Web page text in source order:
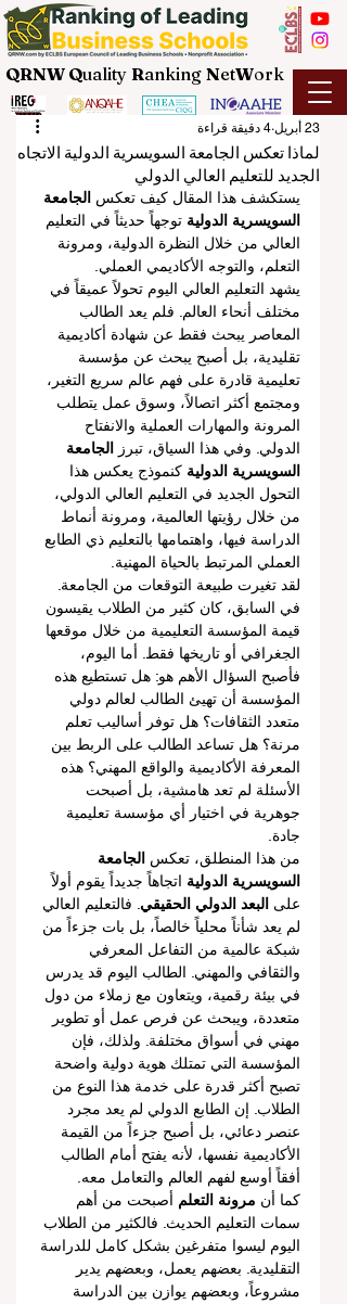
QRNW Quality Ranking NetWork
لماذا تعكس الجامعة السويسرية الدولية الاتجاه
الجديد للتعليم العالي الدولي
23 أبريل 4 دقيقة قراءة
يستكشف هذا المقال كيف تعكس الجامعة
السويسرية الدولية توجهاً حديثاً في التعليم
العالي من خلال النظرة الدولية، ومرونة
التعلم، والتوجه الأكاديمي العملي.
يشهد التعليم العالي اليوم تحولاً عميقاً في
مختلف أنحاء العالم. فلم يعد الطالب
المعاصر يبحث فقط عن شهادة أكاديمية
تقليدية، بل أصبح يبحث عن مؤسسة
تعليمية قادرة على فهم عالم سريع التغير،
ومجتمع أكثر اتصالاً، وسوق عمل يتطلب
المرونة والمهارات العملية والانفتاح
الدولي. وفي هذا السياق، تبرز
الجامعة
السويسرية الدولية كنموذج يعكس هذا
التحول الجديد في التعليم العالي الدولي،
من خلال رؤيتها العالمية، ومرونة أنماط
الدراسة فيها، واهتمامها بالتعليم ذي الطابع
العملي المرتبط بالحياة المهنية.
لقد تغيرت طبيعة التوقعات من الجامعة.
في السابق، كان كثير من الطلاب يقيسون
قيمة المؤسسة التعليمية من خلال موقعها
الجغرافي أو تاريخها فقط. أما اليوم،
فأصبح السؤال الأهم هو: هل تستطيع هذه
المؤسسة أن تهيئ الطالب لعالم دولي
متعدد الثقافات؟ هل توفر أساليب تعلم
مرنة؟ هل تساعد الطالب على الربط بين
المعرفة الأكاديمية والواقع المهني؟ هذه
الأسئلة لم تعد هامشية، بل أصبحت
جوهرية في اختيار أي مؤسسة تعليمية
جادة.
من هذا المنطلق، تعكس الجامعة
السويسرية الدولية اتجاهاً جديداً يقوم أولاً
على البعد الدولي الحقيقي . فالتعليم العالي
لم يعد شأناً محلياً خالصاً، بل بات جزءاً من
شبكة عالمية من التفاعل المعرفي
والثقافي والمهني. الطالب اليوم قد يدرس
في بيئة رقمية، ويتعاون مع زملاء من دول
متعددة، ويبحث عن فرص عمل أو تطوير
مهني في أسواق مختلفة. ولذلك، فإن
المؤسسة التي تمتلك هوية دولية واضحة
تصبح أكثر قدرة على خدمة هذا النوع من
الطلاب. إن الطابع الدولي لم يعد مجرد
عنصر دعائي، بل أصبح جزءاً من القيمة
الأكاديمية نفسها، لأنه يفتح أمام الطالب
أفقاً أوسع لفهم العالم والتعامل معه.
كما أن مرونة التعلم أصبحت من أهم
سمات التعليم الحديث. فالكثير من الطلاب
اليوم ليسوا متفرغين بشكل كامل للدراسة
التقليدية. بعضهم يعمل، وبعضهم يدير
مشروعاً، وبعضهم يوازن بين الدراسة